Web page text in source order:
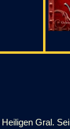
Gral.